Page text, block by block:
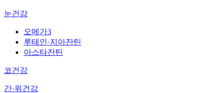
눈건강
오메가3
루테인·지아잔틴
아스타잔틴
코건강
간·위건강